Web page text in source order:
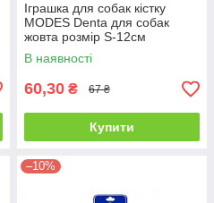
Іграшка для собак кістку
MODES Denta для собак
жовта розмір S-12см
В наявності
60,30 ₴ 67 ₴
Купити
–10%